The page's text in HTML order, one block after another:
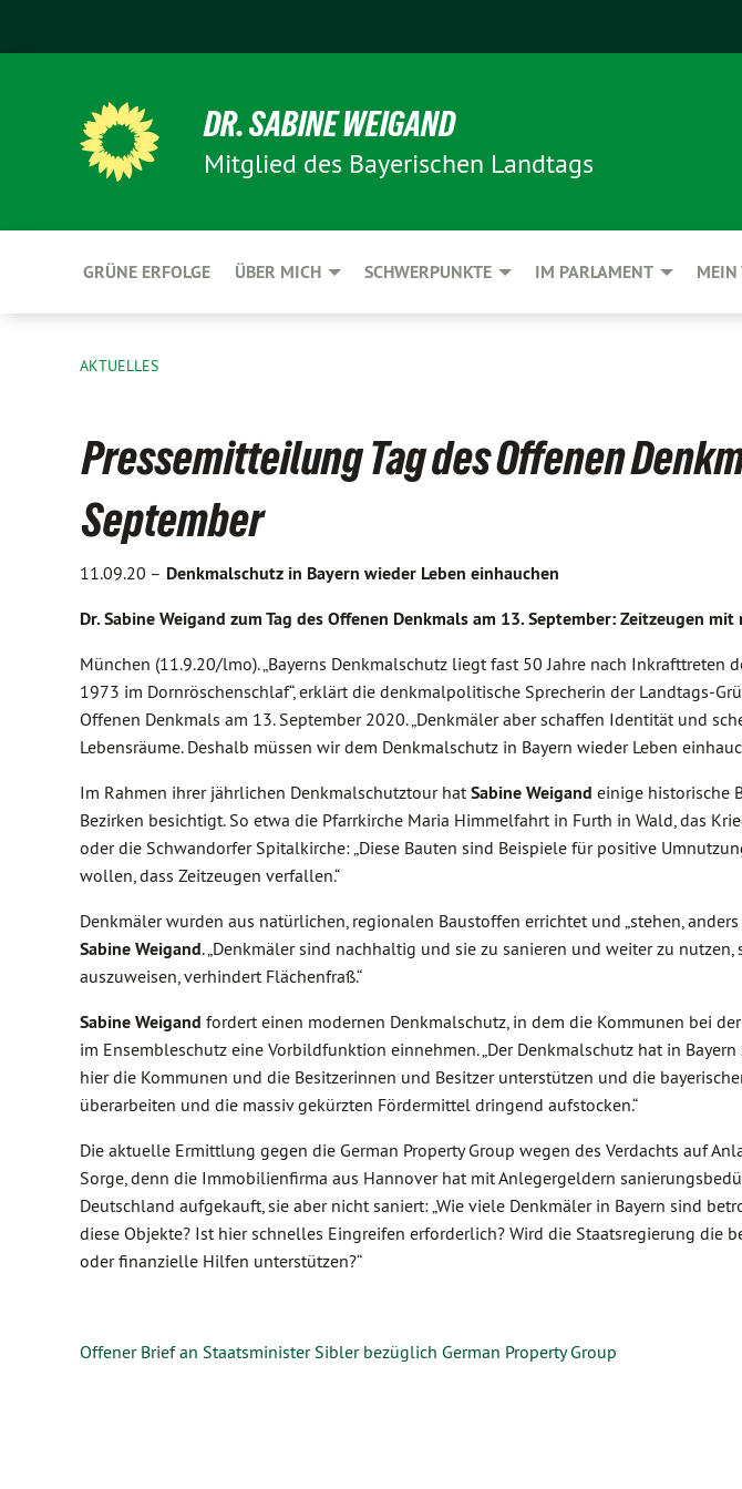
DR. SABINE WEIGAND
Mitglied des Bayerischen Landtags
GRÜNE ERFOLGE ÜBER MICH SCHWERPUNKTE IM PARLAMENT MEIN
AKTUELLES
Pressemitteilung Tag des Offenen
September
11.09.20 – Denkmalschutz in Bayern wieder Leben einhauchen
Dr. Sabine Weigand zum Tag des Offenen Denkmals am 13. September: Zeitzeugen
München (11.9.20/lmo). „Bayerns Denkmalschutz liegt fast 50 Jahre nach Inkrafttreten
1973 im Dornröschenschlaf“, erklärt die denkmalpolitische Sprecherin der Landtags-
Offenen Denkmals am 13. September 2020. „Denkmäler aber schaffen Identität und
Lebensräume. Deshalb müssen wir dem Denkmalschutz in Bayern wieder Leben
Im Rahmen ihrer jährlichen Denkmalschutztour hat Sabine Weigand einige historische
Bezirken besichtigt. So etwa die Pfarrkirche Maria Himmelfahrt in Furth in Wald, das
oder die Schwandorfer Spitalkirche: „Diese Bauten sind Beispiele für positive
wollen, dass Zeitzeugen verfallen.“
Denkmäler wurden aus natürlichen, regionalen Baustoffen errichtet und „stehen,
Sabine Weigand. „Denkmäler sind nachhaltig und sie zu sanieren und weiter zu
auszuweisen, verhindert Flächenfraß.“
Sabine Weigand fordert einen modernen Denkmalschutz, in dem die Kommunen bei
im Ensembleschutz eine Vorbildfunktion einnehmen. „Der Denkmalschutz hat in
hier die Kommunen und die Besitzerinnen und Besitzer unterstützen und die
überarbeiten und die massiv gekürzten Fördermittel dringend aufstocken.“
Die aktuelle Ermittlung gegen die German Property Group wegen des Verdachts auf
Sorge, denn die Immobilienfirma aus Hannover hat mit Anlegergeldern
Deutschland aufgekauft, sie aber nicht saniert: „Wie viele Denkmäler in Bayern sind
diese Objekte? Ist hier schnelles Eingreifen erforderlich? Wird die Staatsregierung die
oder finanzielle Hilfen unterstützen?“
Offener Brief an Staatsminister Sibler bezüglich German Property Group